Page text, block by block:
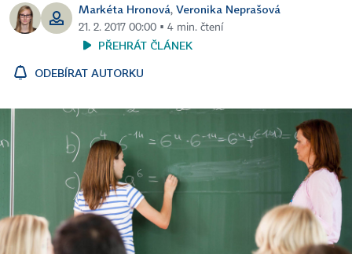
Markéta Hronová, Veronika Neprašová
21. 2. 2017 00:00 ▪ 4 min. čtení
PŘEHRÁT ČLÁNEK
ODEBÍRAT AUTORKU